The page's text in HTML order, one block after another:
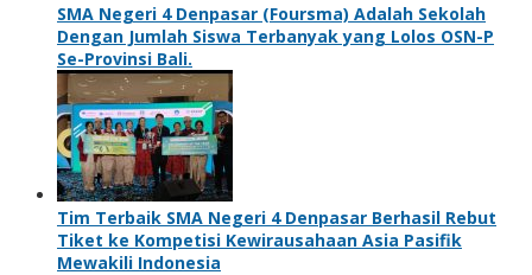
SMA Negeri 4 Denpasar (Foursma) Adalah Sekolah
Dengan Jumlah Siswa Terbanyak yang Lolos OSN-P
Se-Provinsi Bali.
Tim Terbaik SMA Negeri 4 Denpasar Berhasil Rebut
Tiket ke Kompetisi Kewirausahaan Asia Pasifik
Mewakili Indonesia